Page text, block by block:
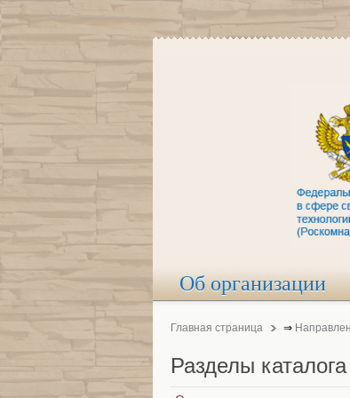
Об организации
Главная страница ⇒
Разделы каталога